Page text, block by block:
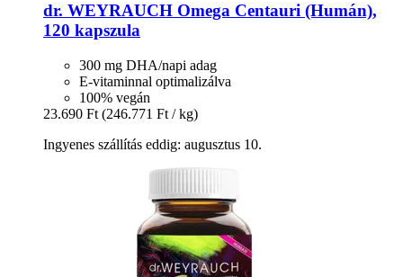
dr. WEYRAUCH Omega Centauri (Humán),
120 kapszula
300 mg DHA/napi adag
E-vitaminnal optimalizálva
100% vegán
23.690 Ft (246.771 Ft / kg)
Ingyenes szállítás eddig: augusztus 10.